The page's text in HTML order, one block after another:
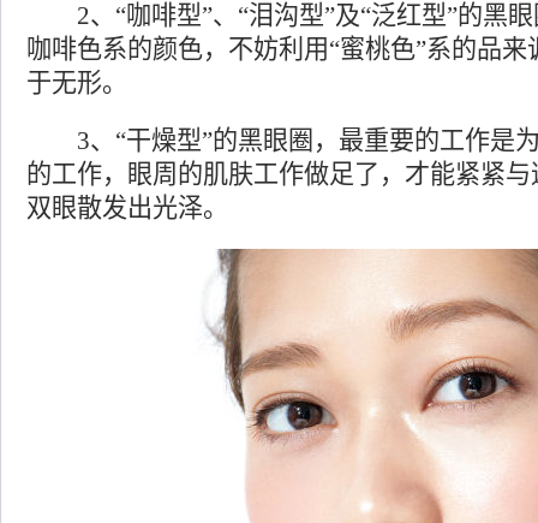
2、“咖啡型”、“泪沟型”及“泛红型”的黑
咖啡色系的颜色，不妨利用“蜜桃色”系的品
于无形。
3、“干燥型”的黑眼圈，最重要的工作是
的工作，眼周的肌肤工作做足了，才能紧紧
双眼散发出光泽。